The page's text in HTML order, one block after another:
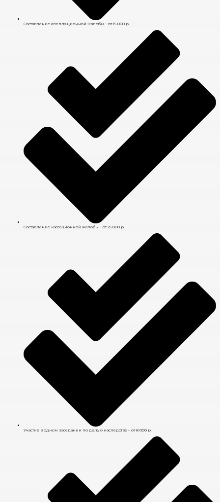
Составление апелляционной жалобы – от 15 000 р.
Составление кассационной жалобы – от 25 000 р.
Участие в одном заседании по делу о наследстве – от 8 000 р.